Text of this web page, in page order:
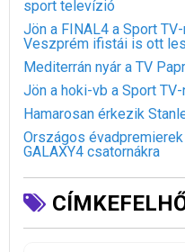
sport televízió
Jön a FINAL4 a Sport
Veszprém ifistái is ott
Mediterrán nyár a TV
Jön a hoki-vb a Sport TV-
Hamarosan érkezik
Országos
GALAXY4 csatornákra